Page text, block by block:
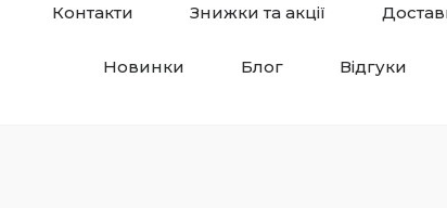
Контакти Знижки та акції
Новинки Блог Відгуки